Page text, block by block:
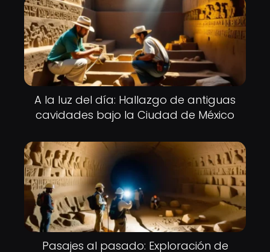
A la luz del día: Hallazgo de antiguas
cavidades bajo la Ciudad de México
Pasajes al pasado: Exploración de